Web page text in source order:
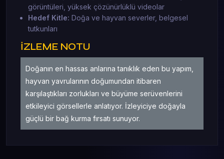
görüntüleri, yüksek çözünürlüklü videolar
Hedef Kitle: Doğa ve hayvan severler, belgesel
tutkunları
İZLEME NOTU
Doğanın en hassas anlarına tanıklık eden bu yapım,
hayvan yavrularının doğumundan itibaren
karşılaştıkları zorlukları ve büyüme serüvenlerini
etkileyici görsellerle anlatıyor. İzleyiciye doğayla
güçlü bir bağ kurma fırsatı sunuyor.